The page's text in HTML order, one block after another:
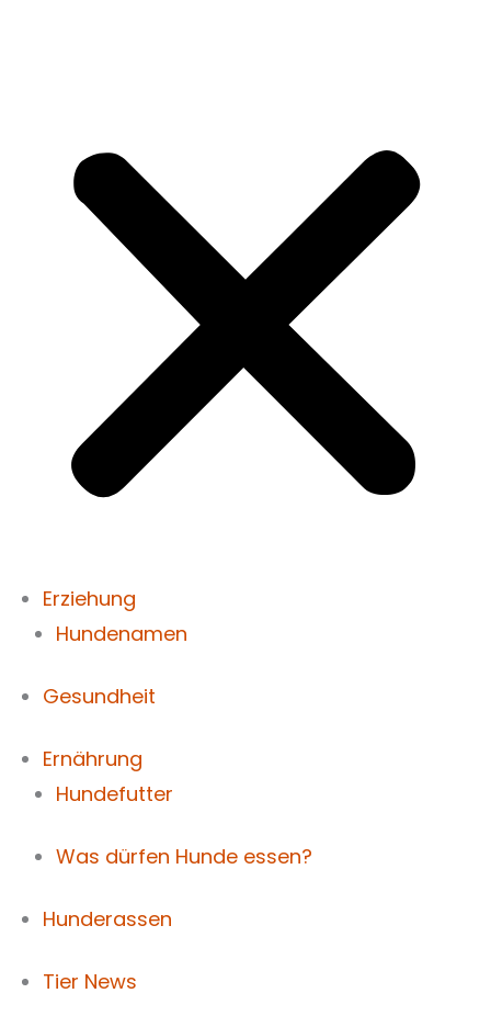
Erziehung
Hundenamen
Gesundheit
Ernährung
Hundefutter
Was dürfen Hunde essen?
Hunderassen
Tier News